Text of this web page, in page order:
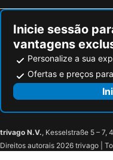
Inicie sessão
vantagens
Personalize a sua
Ofertas e preços
trivago N.V., Kesselstraße 5 – 7,
Direitos autorais 2026 trivago |